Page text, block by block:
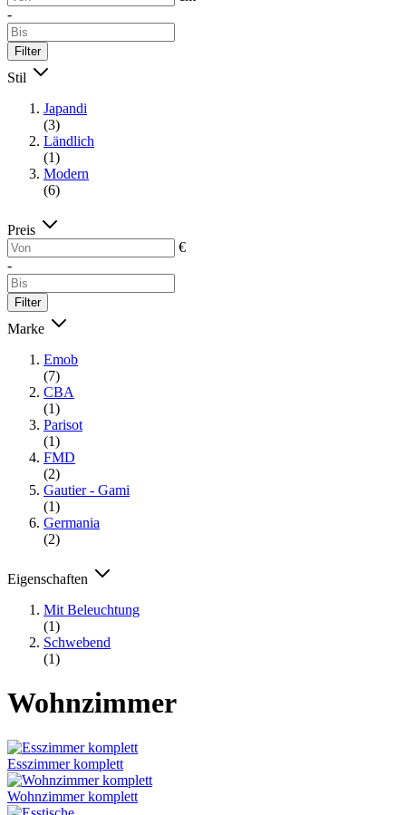
-
Filter
Stil
Japandi
(3)
Ländlich
(1)
Modern
(6)
Preis
€
-
Filter
Marke
Emob
(7)
CBA
(1)
Parisot
(1)
FMD
(2)
Gautier - Gami
(1)
Germania
(2)
Eigenschaften
Mit Beleuchtung
(1)
Schwebend
(1)
Wohnzimmer
Esszimmer komplett
Wohnzimmer komplett